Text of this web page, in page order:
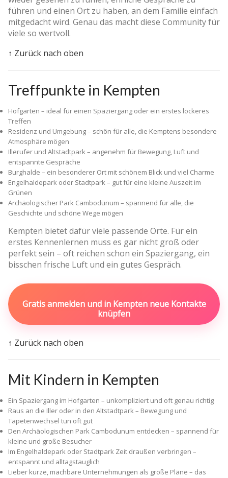
führen und einen Ort zu haben, an dem Familie einfach
mitgedacht wird. Genau das macht diese Community für
viele so wertvoll.
↑ Zurück nach oben
Treffpunkte in Kempten
Hofgarten – ideal für einen Spaziergang oder ein erstes lockeres
Treffen
Residenz und Umgebung – schön für alle, die Kemptens besondere
Atmosphäre mögen
Illerufer und Altstadtpark – angenehm für Bewegung, Luft und
entspannte Gespräche
Burghalde – ein besonderer Ort mit schönem Blick und viel Charme
Engelhaldepark oder Stadtpark – gut für eine kleine Auszeit im
Grünen
Archäologischer Park Cambodunum – spannend für alle, die
Geschichte und schöne Wege mögen
Kempten bietet dafür viele passende Orte. Für ein
erstes Kennenlernen muss es gar nicht groß oder
perfekt sein – oft reichen schon ein Spaziergang, ein
bisschen frische Luft und ein gutes Gespräch.
Gratis anmelden und in Kempten neue Kontakte
knüpfen
↑ Zurück nach oben
Mit Kindern in Kempten
Ein Spaziergang im Hofgarten – unkompliziert und oft genau richtig
Raus an die Iller oder in den Altstadtpark – Bewegung und
Tapetenwechsel tun oft gut
Den Archäologischen Park Cambodunum entdecken – spannend für
kleine und große Besucher
Im Engelhaldepark oder Stadtpark Zeit draußen verbringen –
entspannt und alltagstauglich
Lieber kurze, machbare Unternehmungen als große Pläne – das